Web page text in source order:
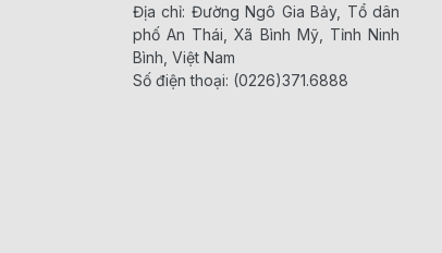
Địa chỉ: Đường Ngô Gia Bảy, Tổ dân
phố An Thái, Xã Bình Mỹ, Tỉnh Ninh
Bình, Việt Nam
Số điện thoại: (0226)371.6888